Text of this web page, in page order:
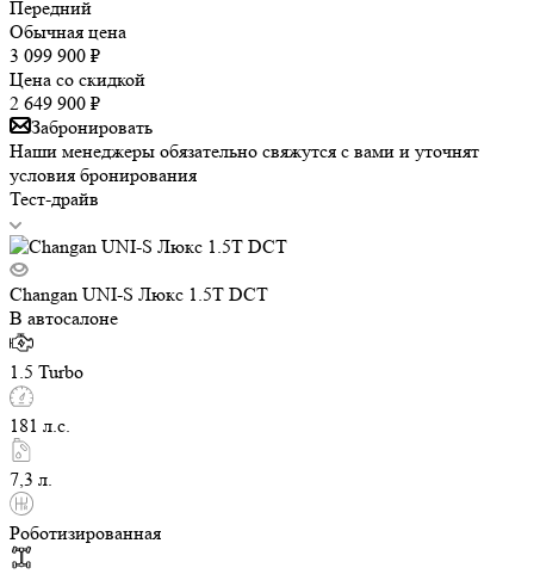
Передний
Обычная цена
3 099 900 ₽
Цена со скидкой
2 649 900 ₽
Забронировать
Наши менеджеры обязательно свяжутся с вами и уточнят
условия бронирования
Тест-драйв
Changan UNI-S Люкс 1.5T DCT
В автосалоне
1.5 Turbo
181 л.с.
7,3 л.
Роботизированная